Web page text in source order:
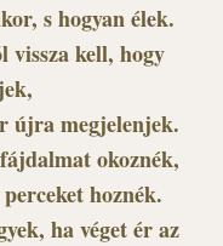
s hogyan élek.
vissza kell, hogy
újra megjelenjek.
okoznék,
hoznék.
ha véget ér az